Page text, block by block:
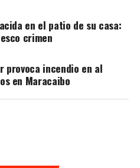
en el patio de su casa:
crimen
provoca incendio en al
en Maracaibo